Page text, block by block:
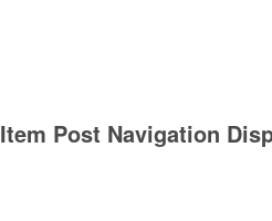
Item Post Navigation